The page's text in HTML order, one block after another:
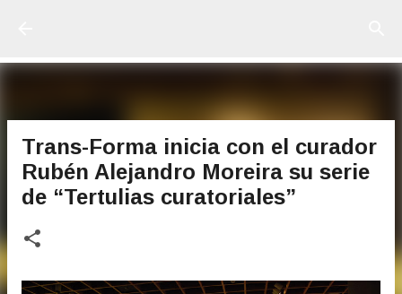
Trans-Forma inicia con el curador
Rubén Alejandro Moreira su serie
de “Tertulias curatoriales”